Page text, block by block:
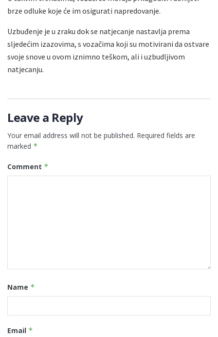
brze odluke koje će im osigurati napredovanje.
Uzbuđenje je u zraku dok se natjecanje nastavlja prema
sljedećim izazovima, s vozačima koji su motivirani da ostvare
svoje snove u ovom iznimno teškom, ali i uzbudljivom
natjecanju.
Leave a Reply
Your email address will not be published. Required fields are
marked *
Comment *
Name *
Email *